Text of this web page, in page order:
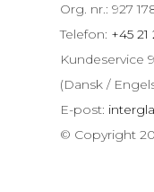
Org. nr.: 927
Telefon: +45 21
Kundeservice
(Dansk /
E-post:
© Copyright